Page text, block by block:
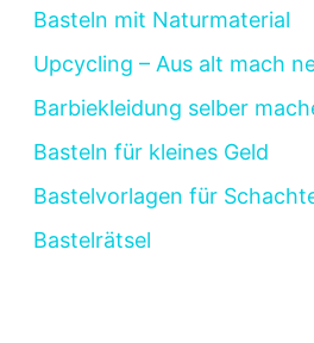
Basteln mit Naturmaterial
Upcycling – Aus alt mach
Barbiekleidung selber
Basteln für kleines Geld
Bastelvorlagen für
Bastelrätsel